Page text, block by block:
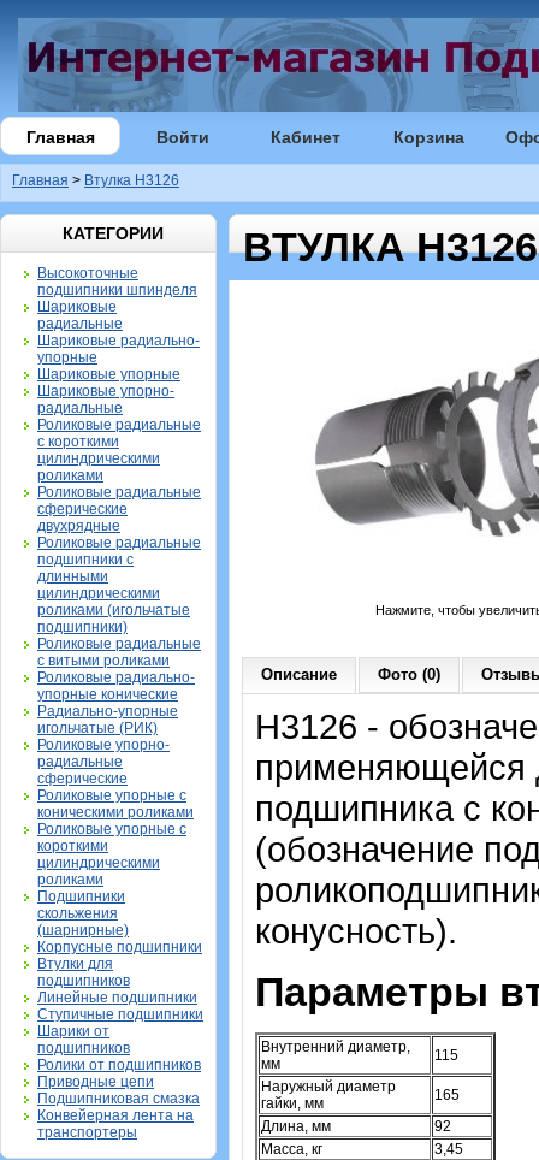
Главная Войти Кабинет Корзина
Главная > Втулка H3126
КАТЕГОРИИ
Высокоточные
подшипники шпинделя
Шариковые
радиальные
Шариковые радиально-
упорные
Шариковые упорные
Шариковые упорно-
радиальные
Роликовые радиальные
с короткими
цилиндрическими
роликами
Роликовые радиальные
сферические
двухрядные
Роликовые радиальные
подшипники с
длинными
цилиндрическими
роликами (игольчатые
подшипники)
Роликовые радиальные
с витыми роликами
Роликовые радиально-
упорные конические
Радиально-упорные
игольчатые (РИК)
Роликовые упорно-
радиальные
сферические
Роликовые упорные с
коническими роликами
Роликовые упорные с
короткими
цилиндрическими
роликами
Подшипники
скольжения
(шарнирные)
Корпусные подшипники
Втулки для
подшипников
Линейные подшипники
Ступичные подшипники
Шарики от
подшипников
Ролики от подшипников
Приводные цепи
Подшипниковая смазка
Конвейерная лента на
транспортеры
ВТУЛКА H3126
Нажмите, чтобы
Описание Фото (0)
H3126 -
применяющейся
подшипника с
(обозначение
конусность).
Параметры
Внутренний диаметр,
мм
115
Наружный диаметр
гайки, мм
165
Длина, мм
92
Масса, кг
3,45